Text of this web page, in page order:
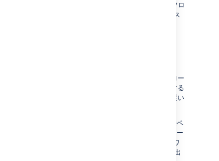
ルの内容をコピーして、[ワークフロ
ー定義 (XML)] フィールドにペース
場合によっては、テストシステムにワークフロー
を作成して本番環境システムにそれをコピーする
と便利です。これを実行するには次の手順に従い
ワークフローの表示ペ
ージに表示されるリストで、ワークフロー
リンクをクリックしてワ
ークフローを XML にエクスポートし、出